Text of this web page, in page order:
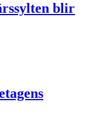
blir